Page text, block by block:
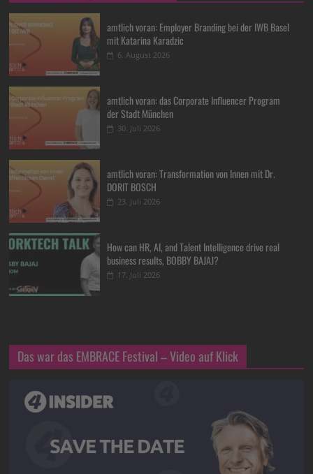
amtlich voran: Employer Branding bei der IWB Basel
mit Katarina Karadzic
6. August 2026
amtlich voran: das Corporate Influencer Program
der Stadt München
30. Juli 2026
amtlich voran: Transformation von Innen mit Dr.
DORIT BOSCH
23. Juli 2026
How can HR, AI, and Talent Intelligence drive real
business results, BOBBY BAJAJ?
17. Juli 2026
Das war das EMBRACE Festival – Video auf Klick